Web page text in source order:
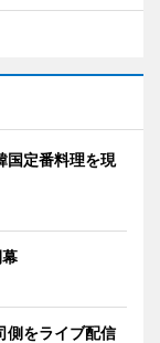
定番料理を現
側をライブ配信